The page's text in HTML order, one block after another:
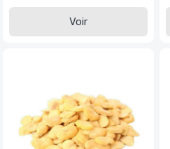
Voir